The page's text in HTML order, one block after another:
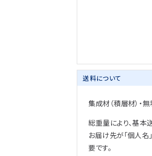
送料について
集成材（積層材）・
総重量により、基本
お届け先が「個人名
要です。